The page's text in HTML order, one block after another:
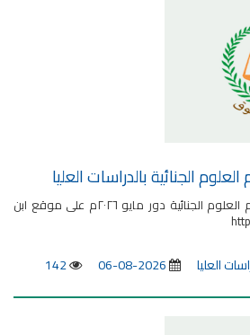
الجنائية بالدراسات العليا
تم إعلان نتيجة التحريري دبلوم العلوم الجنائية دور مايو ٢٠٢٦م على موقع ابن
العليا 2026-08-06
142